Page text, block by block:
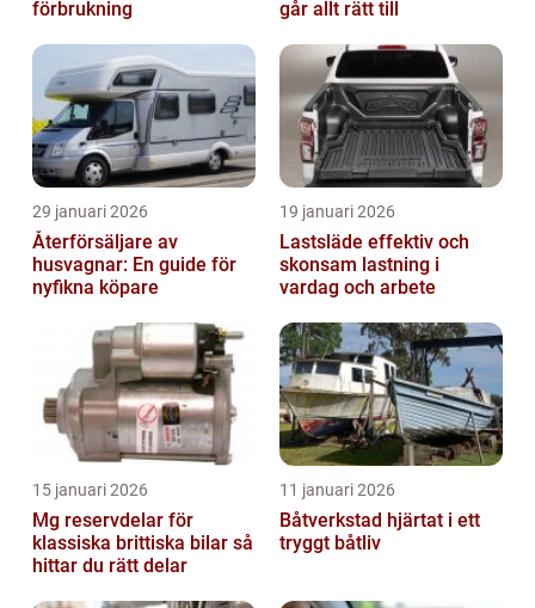
förbrukning
går allt rätt till
29 januari 2026
Återförsäljare av
husvagnar: En guide för
nyfikna köpare
19 januari 2026
Lastsläde effektiv och
skonsam lastning i
vardag och arbete
15 januari 2026
Mg reservdelar för
klassiska brittiska bilar så
hittar du rätt delar
11 januari 2026
Båtverkstad hjärtat i ett
tryggt båtliv